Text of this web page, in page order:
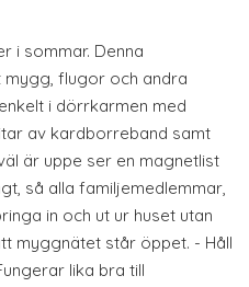
i sommar. Denna
flugor och andra
i dörrkarmen med
av kardborreband samt
är uppe ser en magnetlist
så alla familjemedlemmar,
in och ut ur huset utan
myggnätet står öppet. - Håll
lika bra till